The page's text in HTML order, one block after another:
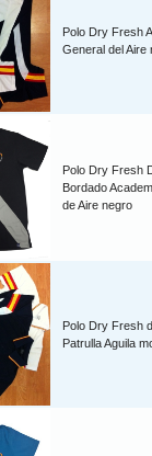
Polo Dry Fresh
General del Aire
Polo Dry Fresh
Bordado
de Aire negro
Polo Dry Fresh
Patrulla Aguila